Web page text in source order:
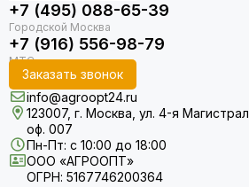
+7 (495) 088-65-39
+7 (916) 556-98-79
Заказать звонок
info@agroopt24.ru
123007, г. Москва, ул. 4-я
оф. 007
Пн-Пт: с 10:00 до 18:00
ООО «АГРООПТ»
ОГРН: 5167746200364